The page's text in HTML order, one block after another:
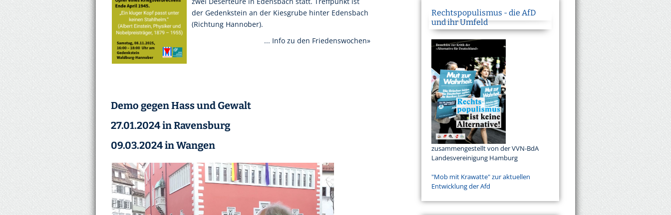
der Gedenkstein an der Kiesgrube hinter Edensbach
(Richtung Hannober).
... Info zu den Friedenswochen»
Demo gegen Hass und Gewalt
27.01.2024 in Ravensburg
09.03.2024 in Wangen
Rechtspopulismus - die AfD
und ihr Umfeld
zusammengestellt von der VVN-BdA
Landesvereinigung Hamburg
"Mob mit Krawatte" zur aktuellen
Entwicklung der Afd